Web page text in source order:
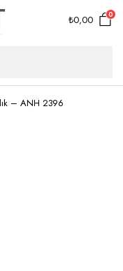
₺0,00 0
– ANH 2396